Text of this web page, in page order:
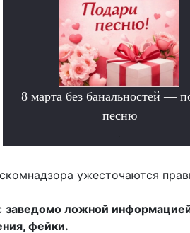
8 марта без банальностей —
песню
ужесточаются
заведомо ложной
фейки.